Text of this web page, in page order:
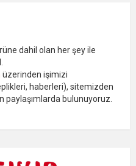
dahil olan her şey ile
üzerinden işimizi
haberleri), sitemizden
paylaşımlarda bulunuyoruz.